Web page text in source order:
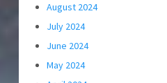
August 2024
July 2024
June 2024
May 2024